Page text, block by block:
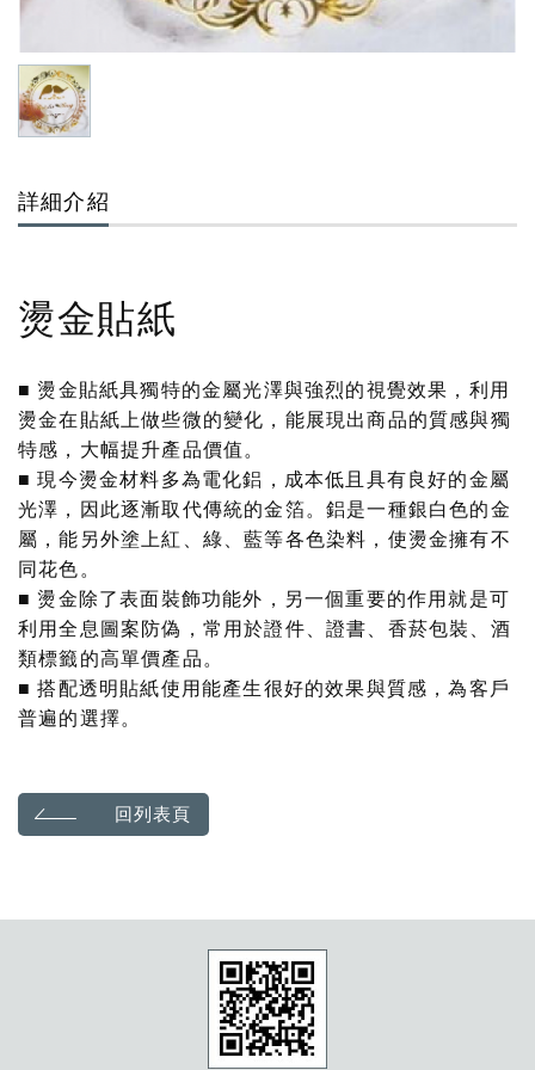
詳細介紹
燙金貼紙
■燙金貼紙具獨特的金屬光澤與強烈的視覺效果，利用
燙金在貼紙上做些微的變化，能展現出商品的質感與獨
特感 ，大幅提升產品價值。
■ 現今燙金材料多為電化鋁 ，成本低且具有良好的金屬
光澤，因此逐漸取代傳統的金箔。鋁是一種銀白色的金
屬，能另外塗上紅、綠、藍等各色染料，使燙金擁有不
同花色。
■ 燙金除了表面裝飾功能外，另一個重要的作用就是可
利用全息圖案 防偽 ，常用於證件、證書、香菸包裝、酒
類標籤的高單價產品 。
■ 搭配透明貼紙使用能產生很好的效果與質感，為客戶
普遍的選擇。
回列表頁